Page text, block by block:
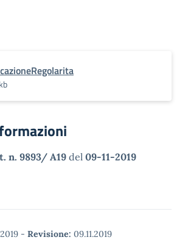
n. 9893/ A19 del 09-11-2019
- Revisione: 09.11.2019